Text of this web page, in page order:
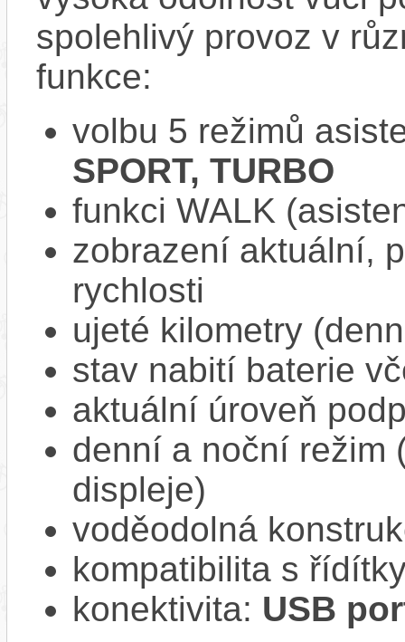
spolehlivý provoz v
funkce:
volbu 5 režimů
SPORT, TURBO
funkci WALK
zobrazení aktuální,
rychlosti
ujeté kilometry
stav nabití baterie
aktuální úroveň
denní a noční režim
displeje)
voděodolná
kompatibilita s
konektivita: USB